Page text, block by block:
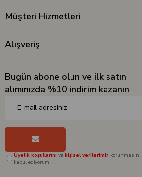
Müşteri Hizmetleri
Alışveriş
Bugün abone olun ve ilk satın
alımınızda %10 indirim kazanın
Üyelik koşullarını ve kişisel verilerimin korunmasını
kabul ediyorum.